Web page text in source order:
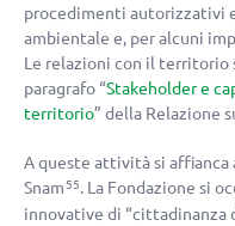
procedimenti autorizzativi
ambientale e, per alcuni
Le relazioni con il
paragrafo “Stakeholder e
territorio” della Relazione
A queste attività si affianca
Snam55. La Fondazione si
innovative di “cittadinanza